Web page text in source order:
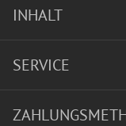
INHALT
SERVICE